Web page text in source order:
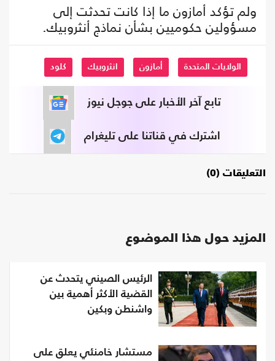
ولم تؤكد أمازون ما إذا كانت تحدثت إلى
مسؤولين حكوميين بشأن نماذج أنثروبيك.
الولايات المتحدة أمازون انثروبيك كلود
تابع آخر الأخبار على جوجل نيوز
اشترك في قناتنا على تليغرام
التعليقات (0)
المزيد حول هذا الموضوع
الرئيس الصيني يتحدث عن
القضية الأكثر أهمية بين
واشنطن وبكين
مستشار خامنئي يعلق على